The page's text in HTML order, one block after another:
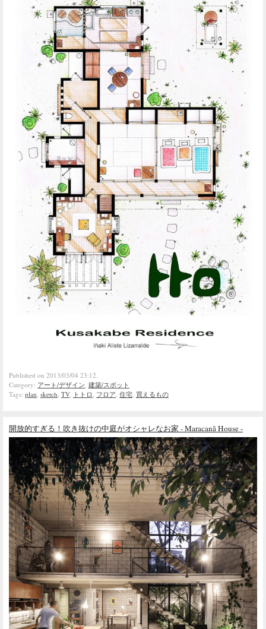
Published on 2013/03/04 23:12.
Category: アート/デザイン 建築/スポット
Tags: plan sketch TV, トトロ フロア 住宅 買えるもの
開放的すぎる！吹き抜けの中庭がオシャレなお家 - Maracanã House -